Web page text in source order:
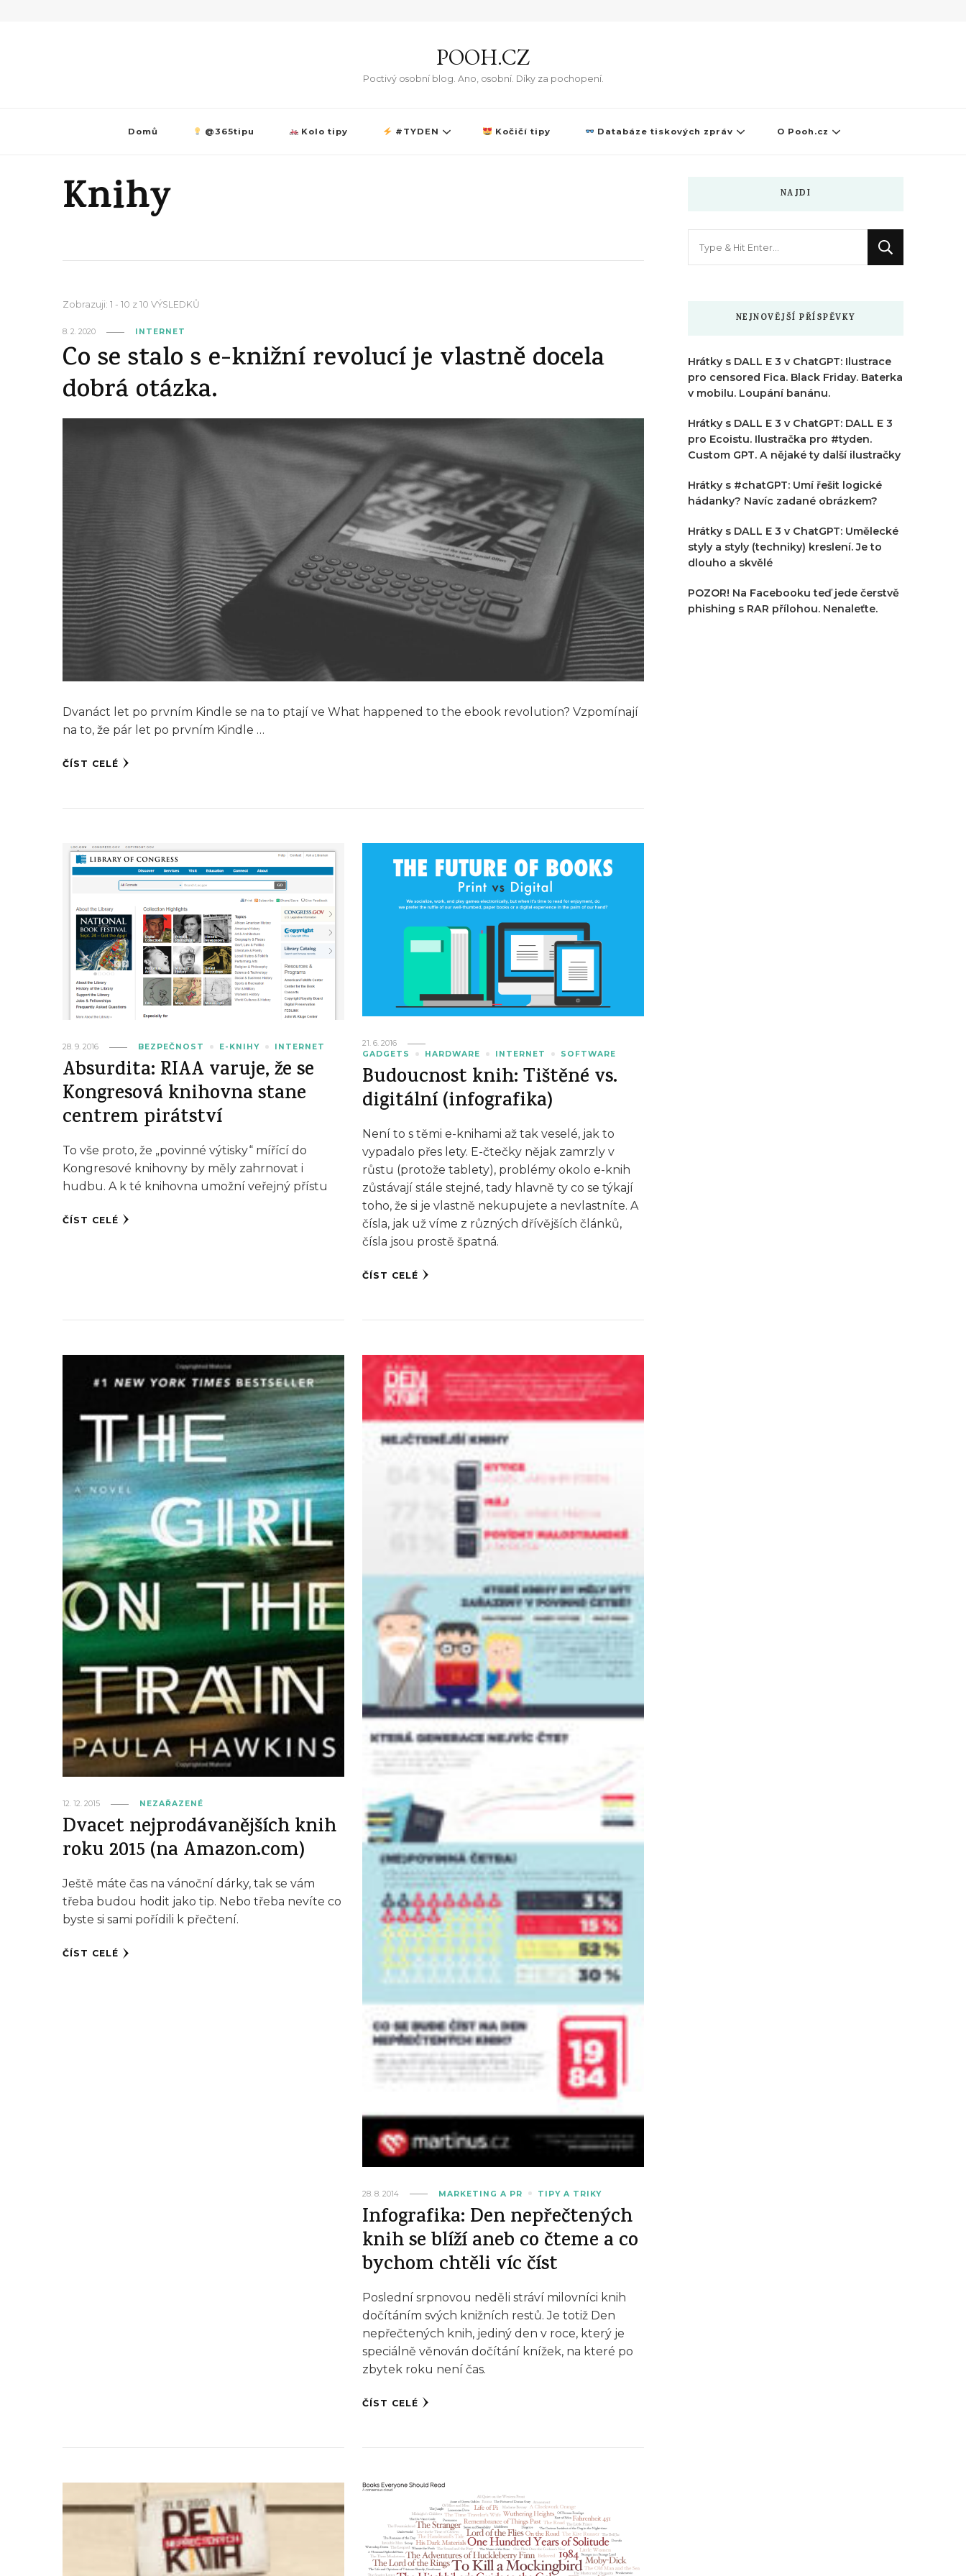
POOH.CZ
Poctivý osobní blog. Ano, osobní. Díky za pochopení.
Domů @365tipu Kolo tipy #TYDEN Kočičí tipy Databáze tiskových zpráv O Pooh.cz
Knihy
Zobrazuji: 1 - 10 z 10 VÝSLEDKŮ
8. 2. 2020 INTERNET
Co se stalo s e-knižní revolucí je vlastně docela
dobrá otázka.
Dvanáct let po prvním Kindle se na to ptají ve What happened to the ebook revolution? Vzpomínají
na to, že pár let po prvním Kindle …
ČÍST CELÉ
28. 9. 2016 BEZPEČNOST E-KNIHY INTERNET
Absurdita: RIAA varuje, že se
Kongresová knihovna stane
centrem pirátství
To vše proto, že „povinné výtisky“ mířící do
Kongresové knihovny by měly zahrnovat i
hudbu. A k té knihovna umožní veřejný přístu
ČÍST CELÉ
21. 6. 2016
GADGETS
HARDWARE INTERNET SOFTWARE
Budoucnost knih: Tištěné vs.
digitální (infografika)
Není to s těmi e-knihami až tak veselé, jak to
vypadalo přes lety. E-čtečky nějak zamrzly v
růstu (protože tablety), problémy okolo e-knih
zůstávají stále stejné, tady hlavně ty co se týkají
toho, že si je vlastně nekupujete a nevlastníte. A
čísla, jak už víme z různých dřívějších článků,
čísla jsou prostě špatná.
ČÍST CELÉ
12. 12. 2015 NEZAŘAZENÉ
Dvacet nejprodávanějších knih
roku 2015 (na Amazon.com)
Ještě máte čas na vánoční dárky, tak se vám
třeba budou hodit jako tip. Nebo třeba nevíte co
byste si sami pořídili k přečtení.
ČÍST CELÉ
28. 8. 2014 MARKETING A PR TIPY A TRIKY
Infografika: Den nepřečtených
knih se blíží aneb co čteme a co
bychom chtěli víc číst
Poslední srpnovou neděli stráví milovníci knih
dočítáním svých knižních restů. Je totiž Den
nepřečtených knih, jediný den v roce, který je
speciálně věnován dočítání knížek, na které po
zbytek roku není čas.
ČÍST CELÉ
NAJDI
NEJNOVĚJŠÍ PŘÍSPĚVKY
Hrátky s DALL E 3 v ChatGPT: Ilustrace
pro censored Fica. Black Friday. Baterka
v mobilu. Loupání banánu.
Hrátky s DALL E 3 v ChatGPT: DALL E 3
pro Ecoistu. Ilustračka pro #tyden.
Custom GPT. A nějaké ty další ilustračky
Hrátky s #chatGPT: Umí řešit logické
hádanky? Navíc zadané obrázkem?
Hrátky s DALL E 3 v ChatGPT: Umělecké
styly a styly (techniky) kreslení. Je to
dlouho a skvělé
POZOR! Na Facebooku teď jede čerstvě
phishing s RAR přílohou. Nenaleťte.